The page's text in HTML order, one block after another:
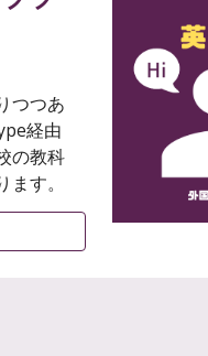
つつあ
経由
の教科
す。